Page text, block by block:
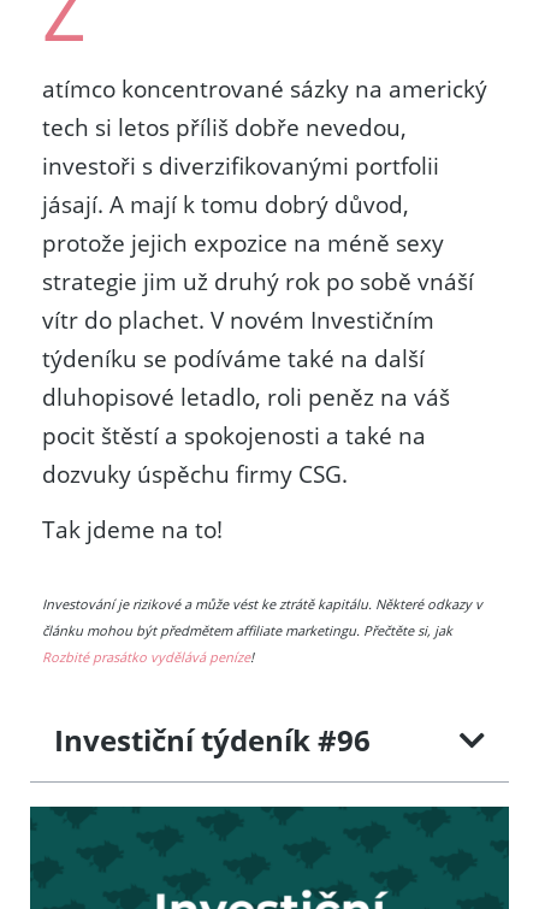
atímco koncentrované sázky na americký
tech si letos příliš dobře nevedou,
investoři s diverzifikovanými portfolii
jásají. A mají k tomu dobrý důvod,
protože jejich expozice na méně sexy
strategie jim už druhý rok po sobě vnáší
vítr do plachet. V novém Investičním
týdeníku se podíváme také na další
dluhopisové letadlo, roli peněz na váš
pocit štěstí a spokojenosti a také na
dozvuky úspěchu firmy CSG.
Tak jdeme na to!
Investování je rizikové a může vést ke ztrátě kapitálu. Některé odkazy v
článku mohou být předmětem affiliate marketingu. Přečtěte si, jak
Rozbité prasátko vydělává peníze!
Investiční týdeník #96